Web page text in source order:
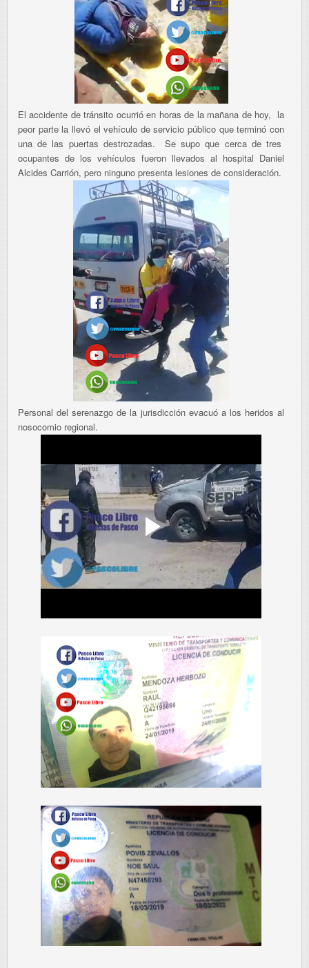
El accidente de tránsito ocurrió en horas de la mañana de hoy, la
peor parte la llevó el vehículo de servicio público que terminó con
una de las puertas destrozadas. Se supo que cerca de tres
ocupantes de los vehículos fueron llevados al hospital Daniel
Alcides Carrión, pero ninguno presenta lesiones de consideración.
Personal del serenazgo de la jurisdicción evacuó a los heridos al
nosocomio regional.